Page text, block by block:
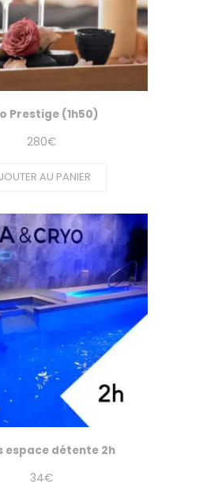
Prestige (1h50)
280€
AU PANIER
espace détente 2h
34€